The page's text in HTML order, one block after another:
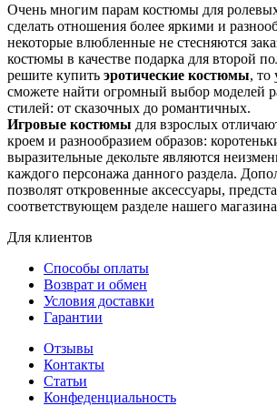
Очень многим парам костюмы для
сделать отношения более яркими и
некоторые влюбленные не стесняются
костюмы в качестве подарка для второй
решите купить эротические костюмы, то
сможете найти огромный выбор моделей
стилей: от сказочных до романтичных.
Игровые костюмы для взрослых
кроем и разнообразием образов:
выразительные декольте являются
каждого персонажа данного раздела.
позволят откровенные аксессуары,
соответствующем разделе нашего
Для клиентов
Способы оплаты
Возврат и обмен
Условия доставки
Гарантии
Отзывы
Контакты
Статьи
Конфеденциальность